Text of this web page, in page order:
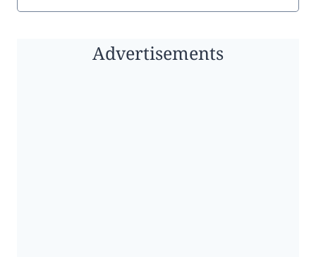
Advertisements